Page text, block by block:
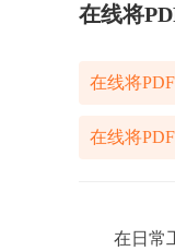
在线将
在线将
在日常工